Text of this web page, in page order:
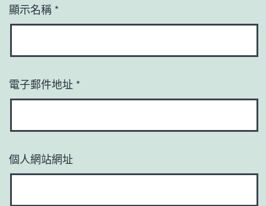
顯示名稱 *
電子郵件地址 *
個人網站網址